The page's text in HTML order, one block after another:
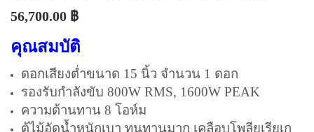
56,700.00 ฿
คุณสมบัติ
ดอกเสียงต่ำขนาด 15 นิ้ว จำนวน 1 ดอก
รองรับกำลังขับ 800W RMS, 1600W PEAK
ความต้านทาน 8 โอห์ม
ตู้ไม้อัดน้ำหนักเบา ทนทานมาก เคลือบโพลียูเรียเก